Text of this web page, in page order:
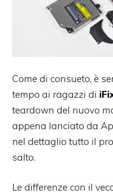
Come di consueto, è
tempo ai ragazzi di
teardown del nuovo
appena lanciato da
nel dettaglio tutto il
salto.
Le differenze con il